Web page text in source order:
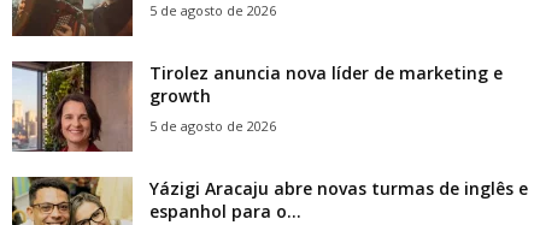
5 de agosto de 2026
Tirolez anuncia nova líder de marketing e
growth
5 de agosto de 2026
Yázigi Aracaju abre novas turmas de inglês e
espanhol para o...